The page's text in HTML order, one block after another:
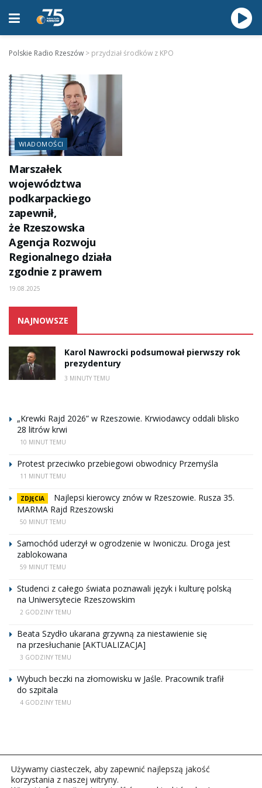
Polskie Radio Rzeszów > przydział środków z KPO
WIADOMOŚCI
Marszałek
województwa
podkarpackiego
zapewnił,
że Rzeszowska
Agencja Rozwoju
Regionalnego działa
zgodnie z prawem
19.08.2025
NAJNOWSZE
Karol Nawrocki podsumował pierwszy rok
prezydentury
3 MINUTY TEMU
„Krewki Rajd 2026” w Rzeszowie. Krwiodawcy oddali blisko
28 litrów krwi
10 MINUT TEMU
Protest przeciwko przebiegowi obwodnicy Przemyśla
11 MINUT TEMU
ZDJĘCIA
Najlepsi kierowcy znów w Rzeszowie. Rusza 35.
MARMA Rajd Rzeszowski
50 MINUT TEMU
Samochód uderzył w ogrodzenie w Iwoniczu. Droga jest
zablokowana
59 MINUT TEMU
Studenci z całego świata poznawali język i kulturę polską
na Uniwersytecie Rzeszowskim
2 GODZINY TEMU
Beata Szydło ukarana grzywną za niestawienie się
na przesłuchanie [AKTUALIZACJA]
3 GODZINY TEMU
Wybuch beczki na złomowisku w Jaśle. Pracownik trafił
do szpitala
4 GODZINY TEMU
Używamy ciasteczek, aby zapewnić najlepszą jakość
korzystania z naszej witryny.